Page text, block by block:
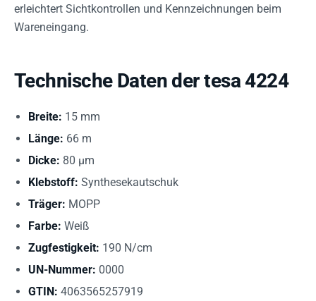
erleichtert Sichtkontrollen und Kennzeichnungen beim
Wareneingang.
Technische Daten der tesa 4224
Breite: 15 mm
Länge: 66 m
Dicke: 80 µm
Klebstoff: Synthesekautschuk
Träger: MOPP
Farbe: Weiß
Zugfestigkeit: 190 N/cm
UN-Nummer: 0000
GTIN: 4063565257919